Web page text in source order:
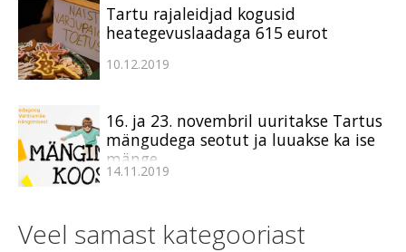
Tartu rajaleidjad kogusid
heategevuslaadaga 615 eurot
10.12.2019
16. ja 23. novembril uuritakse Tartus
mängudega seotut ja luuakse ka ise
mänge
14.11.2019
Veel samast kategooriast